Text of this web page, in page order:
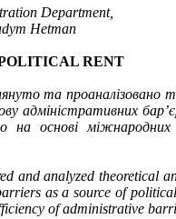
Department,
Hetman
RENT
та
адміністративних
основі міжнародних
and analyzed theoretical
as a source of
of administrative